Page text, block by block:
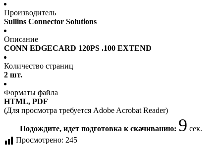
Производитель
Sullins Connector Solutions
Описание
CONN EDGECARD 120PS .100 EXTEND
Количество страниц
2 шт.
Форматы файла
HTML, PDF
(Для просмотра требуется Adobe Acrobat Reader)
Подождите, идет подготовка к скачиванию: 9 сек.
Просмотрено: 245